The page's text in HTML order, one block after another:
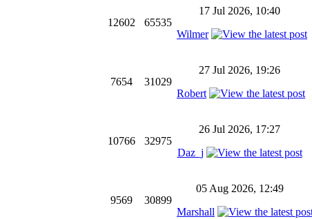
12602 65535
17 Jul 2026, 10:40
Wilmer
7654 31029
27 Jul 2026, 19:26
Robert
10766 32975
26 Jul 2026, 17:27
Daz_j
9569 30899
05 Aug 2026, 12:49
Marshall